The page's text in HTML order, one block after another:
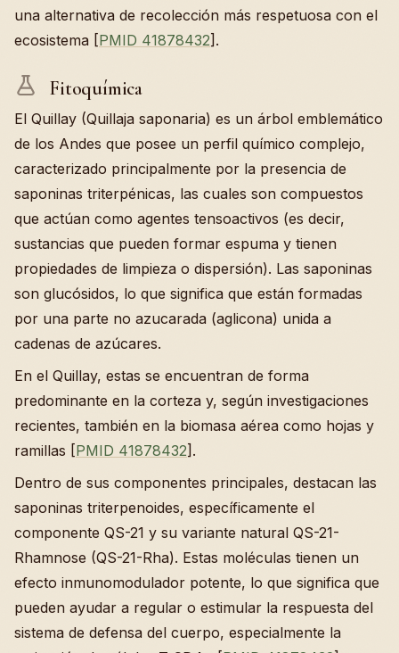
una alternativa de recolección más respetuosa con el
ecosistema [PMID 41878432].
Fitoquímica
El Quillay (Quillaja saponaria) es un árbol emblemático
de los Andes que posee un perfil químico complejo,
caracterizado principalmente por la presencia de
saponinas triterpénicas, las cuales son compuestos
que actúan como agentes tensoactivos (es decir,
sustancias que pueden formar espuma y tienen
propiedades de limpieza o dispersión). Las saponinas
son glucósidos, lo que significa que están formadas
por una parte no azucarada (aglicona) unida a
cadenas de azúcares.
En el Quillay, estas se encuentran de forma
predominante en la corteza y, según investigaciones
recientes, también en la biomasa aérea como hojas y
ramillas [PMID 41878432].
Dentro de sus componentes principales, destacan las
saponinas triterpenoides, específicamente el
componente QS-21 y su variante natural QS-21-
Rhamnose (QS-21-Rha). Estas moléculas tienen un
efecto inmunomodulador potente, lo que significa que
pueden ayudar a regular o estimular la respuesta del
sistema de defensa del cuerpo, especialmente la